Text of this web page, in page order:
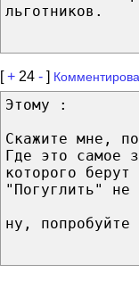
льготников.
[+ 24 - ]
Этому :
Скажите мне,
Где это самое
которого
"Погуглить"
ну,